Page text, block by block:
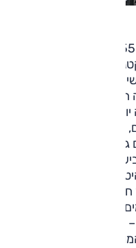
ורצף שיבושים
של פעולת המתלים.
נוח למדי, וככל
עם זאת, גם בכבישים
גם חיבורי כביש רחבים.
מורגש אך שיכוך
מהצפוי ואולי
מבני, מתמודד באופן
וכיו"ב מאפיינים.
כולל רצועת הכוח הרחבה
(45.7 קג"מ) המועצמת על-ידי זמינות